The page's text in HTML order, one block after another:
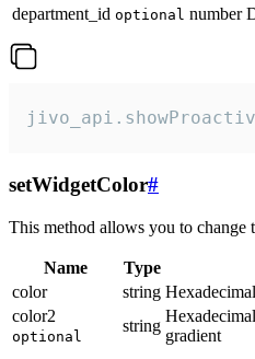
department_id optional number
setWidgetColor#
This method allows you to change
Name Type
color
string
color2
optional
string
gradient